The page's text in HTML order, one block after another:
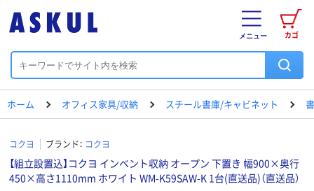
カゴ
メニュー
ホーム オフィス家具/収納 スチール書庫/キャビネット
コクヨ ブランド： コクヨ
【組立設置込】コクヨ インベント収納 オープン 下置き 幅900×奥行
450×高さ1110mm ホワイト WM-K59SAW-K 1台(直送品)（直送品）